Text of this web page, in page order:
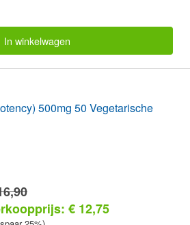
In winkelwagen
500mg 50 Vegetarische
€ 12,75